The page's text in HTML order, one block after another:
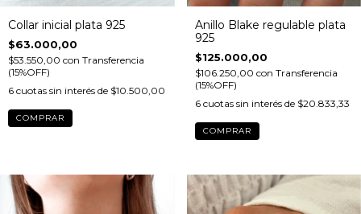
Collar inicial plata 925
$63.000,00
$53.550,00 con Transferencia
(15%OFF)
6 cuotas sin interés de $10.500,00
COMPRAR
Anillo Blake regulable plata
925
$125.000,00
$106.250,00 con Transferencia
(15%OFF)
6 cuotas sin interés de $20.833,33